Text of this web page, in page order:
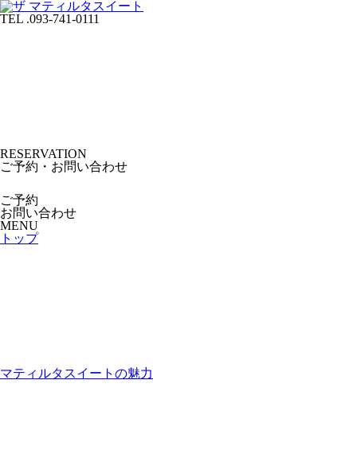
TEL .093-741-0111
RESERVATION
ご予約・お問い合わせ
ご予約
お問い合わせ
MENU
トップ
マティルタスイートの魅力